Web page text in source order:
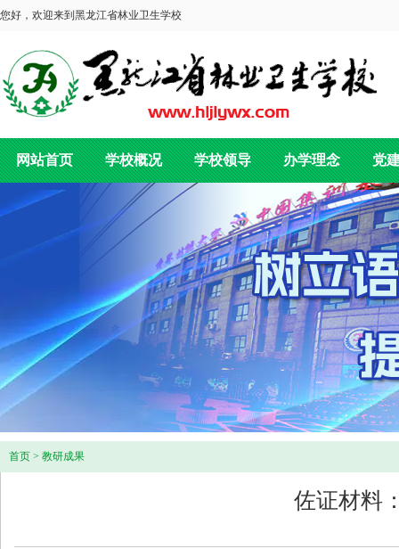
您好，欢迎来到黑龙江省林业卫生学校
网站首页 学校概况 学校领导 办学理念 党
首页 > 教研成果
佐证材料